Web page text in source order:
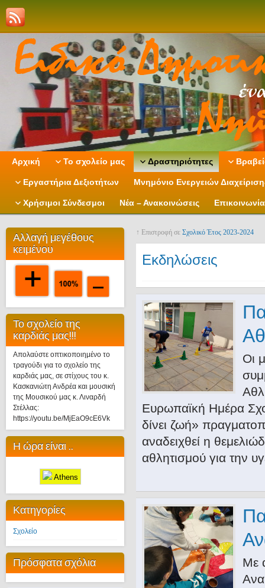
Αρχική Το σχολείο μας Δραστηριότητες
Εργαστήρια Δεξιοτήτων Μνημόνιο Ενεργειών
Χρήσιμοι Σύνδεσμοι Νέα – Ανακοινώσεις Επικοινωνία
Αλλαγή μεγέθους
κειμένου
Το σχολείο της
καρδιάς μας!!!
Απολαύστε οπτικοποιημένο το
τραγούδι για το σχολείο της
καρδιάς μας, σε στίχους του κ.
Κασκανιώτη Ανδρέα και μουσική
της Μουσικού μας κ. Λιναρδή
Στέλλας:
https://youtu.be/MjEaO9cE6Vk
Η ώρα είναι ..
Athens
Κατηγορίες
Σχολείο
Πρόσφατα σχόλια
↑ Επιστροφή σε Σχολικό Έτος 2023-2024
Εκδηλώσεις
Οι
Ευρωπαϊκή Ημέρα
δίνει ζωή»
αναδειχθεί η
αθλητισμού για την
Με